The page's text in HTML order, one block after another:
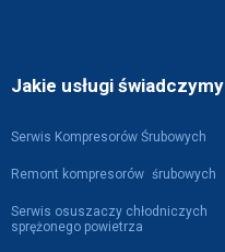
Jakie usługi świadczymy
Serwis Kompresorów Śrubowych
Remont kompresorów śrubowych
Serwis osuszaczy chłodniczych
sprężonego powietrza